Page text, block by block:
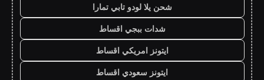
شحن يلا لودو تابي تمارا
شدات ببجي اقساط
ايتونز امريكي اقساط
ايتونز سعودي اقساط